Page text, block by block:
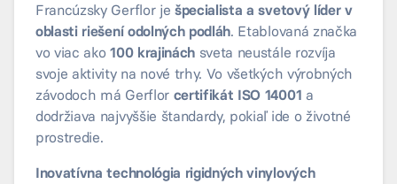
Francúzsky Gerflor je špecialista a svetový líder v
oblasti riešení odolných podláh. Etablovaná značka
vo viac ako100 krajinách sveta neustále rozvíja
svoje aktivity na nové trhy. Vo všetkých výrobných
závodoch má Gerflor certifikát ISO 14001 a
dodržiava najvyššie štandardy, pokiaľ ide o životné
prostredie.
Inovatívna technológia rigidných vinylových